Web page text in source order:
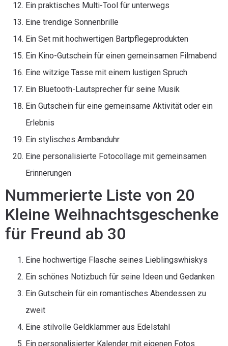
Ein praktisches Multi-Tool für unterwegs
Eine trendige Sonnenbrille
Ein Set mit hochwertigen Bartpflegeprodukten
Ein Kino-Gutschein für einen gemeinsamen Filmabend
Eine witzige Tasse mit einem lustigen Spruch
Ein Bluetooth-Lautsprecher für seine Musik
Ein Gutschein für eine gemeinsame Aktivität oder ein
Erlebnis
Ein stylisches Armbanduhr
Eine personalisierte Fotocollage mit gemeinsamen
Erinnerungen
Nummerierte Liste von 20
Kleine Weihnachtsgeschenke
für Freund ab 30
Eine hochwertige Flasche seines Lieblingswhiskys
Ein schönes Notizbuch für seine Ideen und Gedanken
Ein Gutschein für ein romantisches Abendessen zu
zweit
Eine stilvolle Geldklammer aus Edelstahl
Ein personalisierter Kalender mit eigenen Fotos